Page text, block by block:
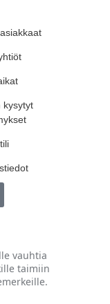
kysytyt
vauhtia
taimiin